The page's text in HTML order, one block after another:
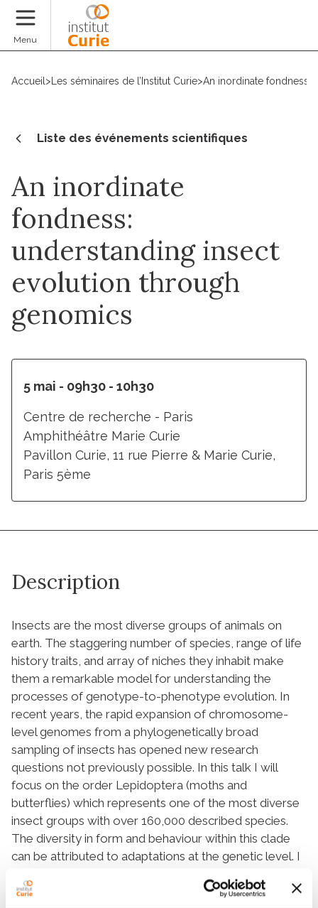
Menu
Accueil > Les séminaires de l’Institut Curie>An inordinate fondness:
Liste des événements scientifiques
An inordinate
fondness:
understanding insect
evolution through
genomics
5 mai - 09h30 - 10h30
Centre de recherche - Paris
Amphithéâtre Marie Curie
Pavillon Curie, 11 rue Pierre & Marie Curie,
Paris 5ème
Description
Insects are the most diverse groups of animals on
earth. The staggering number of species, range of life
history traits, and array of niches they inhabit make
them a remarkable model for understanding the
processes of genotype-to-phenotype evolution. In
recent years, the rapid expansion of chromosome-
level genomes from a phylogenetically broad
sampling of insects has opened new research
questions not previously possible. In this talk I will
focus on the order Lepidoptera (moths and
butterflies) which represents one of the most diverse
insect groups with over 160,000 described species.
The diversity in form and behaviour within this clade
can be attributed to adaptations at the genetic level. I
the large genomic resource for this order, including a